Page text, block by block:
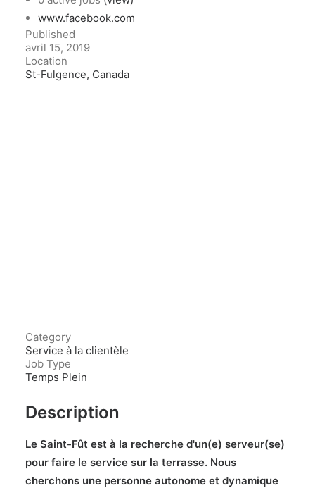
www.facebook.com
Published
avril 15, 2019
Location
St-Fulgence, Canada
Category
Service à la clientèle
Job Type
Temps Plein
Description
Le Saint-Fût est à la recherche d'un(e) serveur(se)
pour faire le service sur la terrasse. Nous
cherchons une personne autonome et dynamique